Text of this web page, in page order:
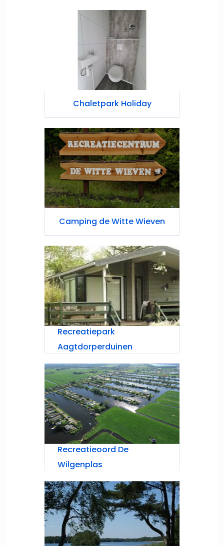
Chaletpark Holiday
Camping de Witte Wieven
Recreatiepark
Aagtdorperduinen
Recreatieoord De
Wilgenplas